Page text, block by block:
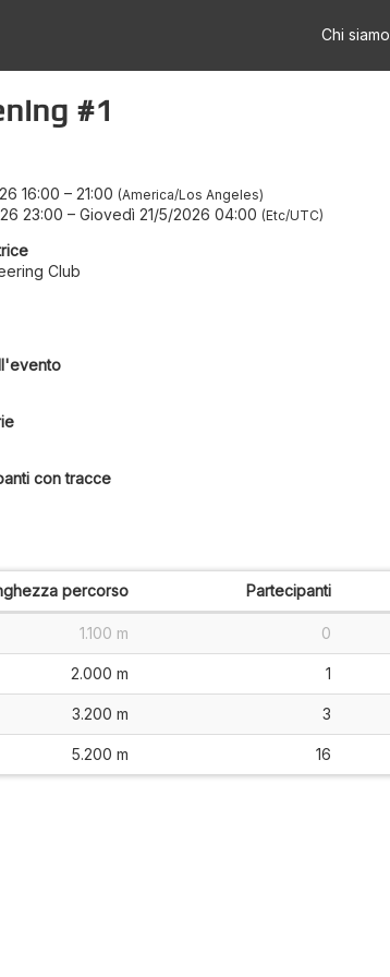
Chi siamo
#1
16:00 – 21:00 America/Los Angeles
23:00 – Giovedì 21/5/2026 04:00 Etc/UTC
Club
con tracce
percorso Partecipanti
1.100 m 0
2.000 m 1
3.200 m 3
5.200 m 16